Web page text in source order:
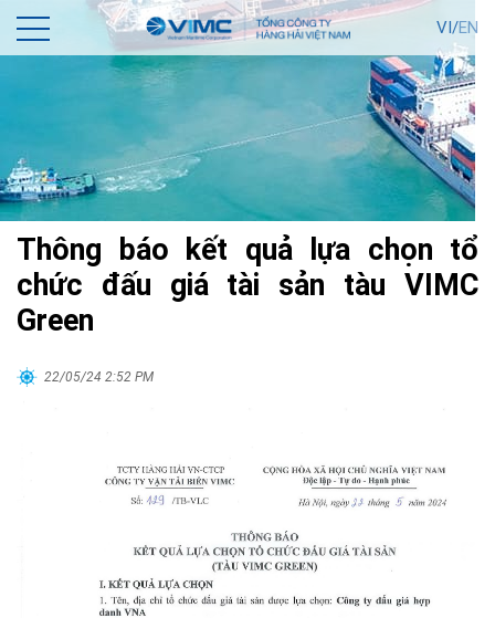
VI/EN
Thông báo kết quả lựa chọn tổ
chức đấu giá tài sản tàu VIMC
Green
22/05/24 2:52 PM